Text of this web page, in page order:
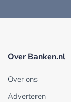
Over Banken.nl
Over ons
Adverteren